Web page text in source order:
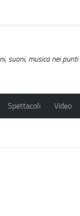
suoni, musica nei
Spettacoli Video